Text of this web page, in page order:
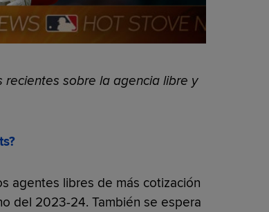
recientes sobre la agencia libre y
agentes libres de más cotización
del 2023-24. También se espera